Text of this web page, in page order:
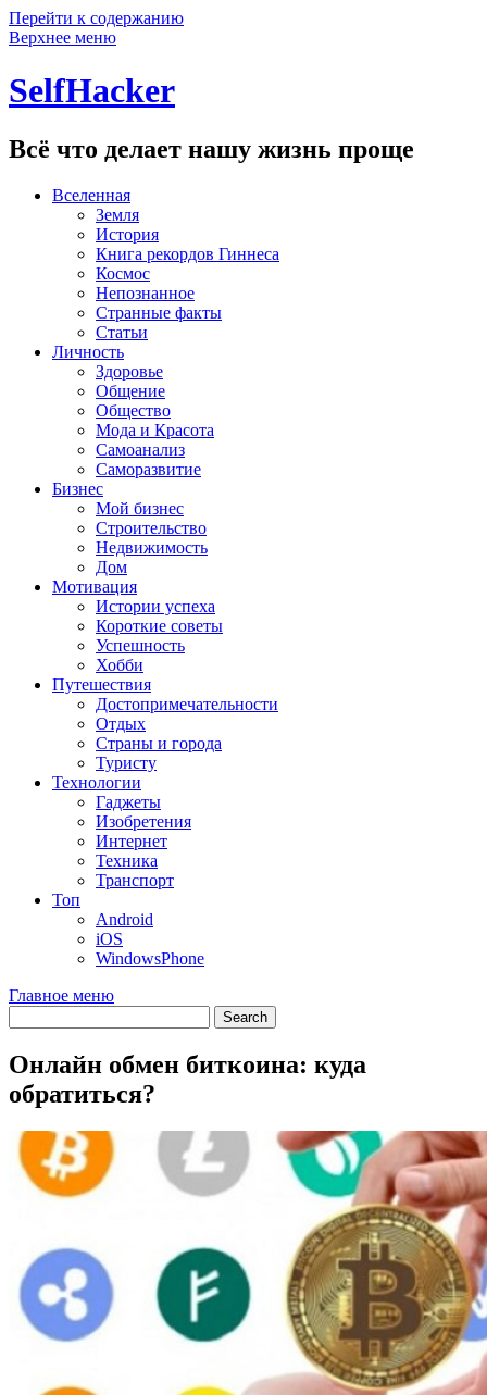
Перейти к содержанию
Верхнее меню
SelfHacker
Всё что делает нашу жизнь проще
Вселенная
Земля
История
Книга рекордов Гиннеса
Космос
Непознанное
Странные факты
Статьи
Личность
Здоровье
Общение
Общество
Мода и Красота
Самоанализ
Саморазвитие
Бизнес
Мой бизнес
Строительство
Недвижимость
Дом
Мотивация
Истории успеха
Короткие советы
Успешность
Хобби
Путешествия
Достопримечательности
Отдых
Страны и города
Туристу
Технологии
Гаджеты
Изобретения
Интернет
Техника
Транспорт
Топ
Android
iOS
WindowsPhone
Главное меню
Онлайн обмен биткоина: куда
обратиться?